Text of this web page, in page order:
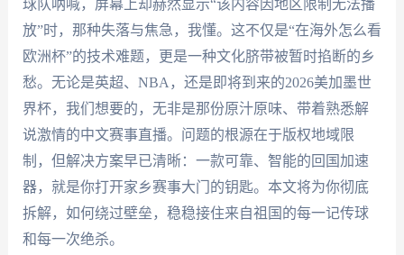
球队呐喊，屏幕上却赫然显示“该内容因地区限制无法播
放”时，那种失落与焦急，我懂。这不仅是“在海外怎么看
欧洲杯”的技术难题，更是一种文化脐带被暂时掐断的乡
愁。无论是英超、NBA，还是即将到来的2026美加墨世
界杯，我们想要的，无非是那份原汁原味、带着熟悉解
说激情的中文赛事直播。问题的根源在于版权地域限
制，但解决方案早已清晰：一款可靠、智能的回国加速
器，就是你打开家乡赛事大门的钥匙。本文将为你彻底
拆解，如何绕过壁垒，稳稳接住来自祖国的每一记传球
和每一次绝杀。